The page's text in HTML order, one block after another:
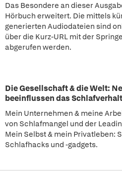
Das Besondere an dieser
Hörbuch erweitert. Die mittels
generierten Audiodateien sind
über die Kurz-URL mit der
abgerufen werden.
Die Gesellschaft & die Welt:
beeinflussen das
Mein Unternehmen & meine
von Schlafmangel und der
Mein Selbst & mein Privatleben:
Schlafhacks und -gadgets.